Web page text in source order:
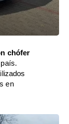
chófer
en